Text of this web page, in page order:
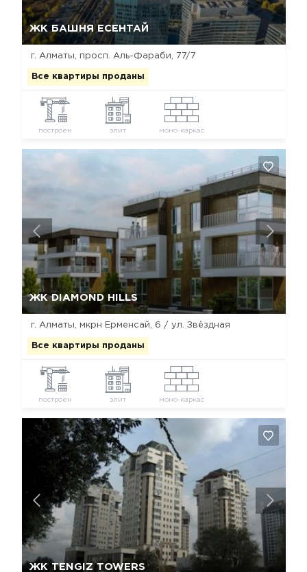
ЖК БАШНЯ ЕСЕНТАЙ
г. Алматы, просп. Аль-Фараби, 77/7
Все квартиры проданы
построен элит моно-каркас
Да, удалить
ЖК DIAMOND HILLS
г. Алматы, мкрн Ерменсай, 6 / ул. Звёздная
Все квартиры проданы
построен элит моно-каркас
Да, удалить
ЖК TENGIZ TOWERS
Да, удалить Отмена